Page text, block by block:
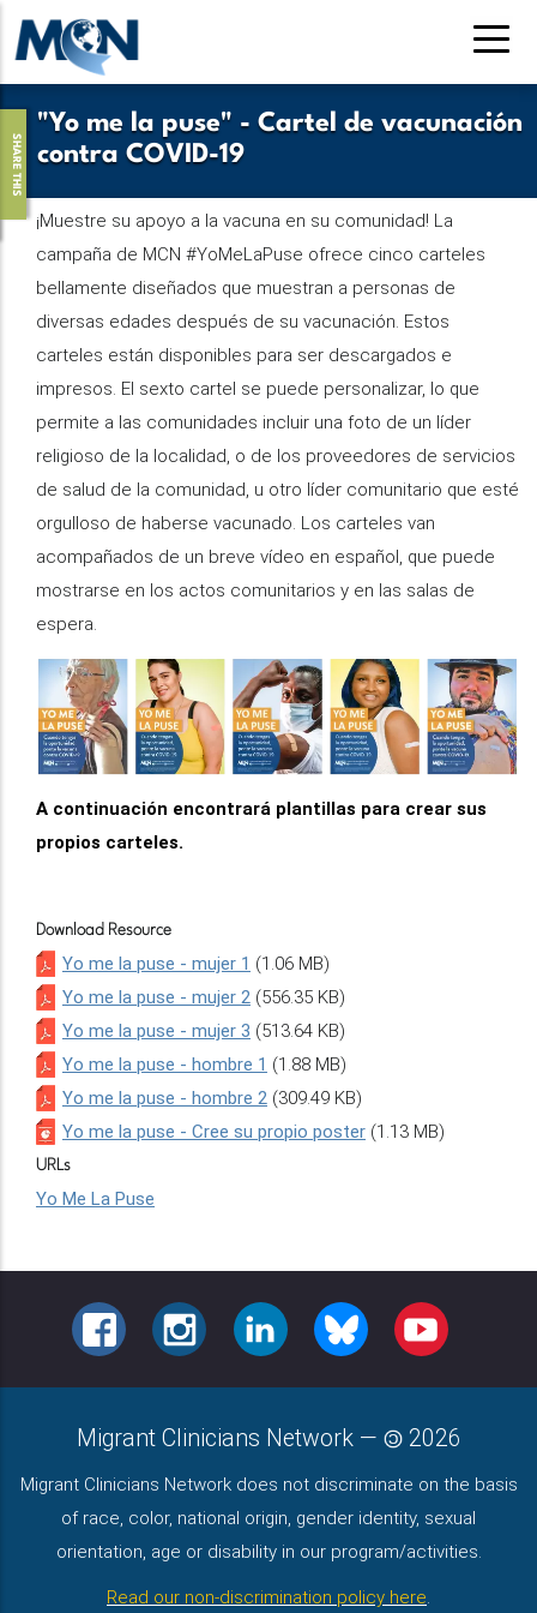
Pasar
contenido
principal"Yo me la puse" - Cartel de vacunación
contra COVID-19
SHARE THIS
¡Muestre su apoyo a la vacuna en su comunidad! La
campaña de MCN #YoMeLaPuse ofrece cinco carteles
bellamente diseñados que muestran a personas de
diversas edades después de su vacunación. Estos
carteles están disponibles para ser descargados e
impresos. El sexto cartel se puede personalizar, lo que
permite a las comunidades incluir una foto de un líder
religioso de la localidad, o de los proveedores de servicios
de salud de la comunidad, u otro líder comunitario que esté
orgulloso de haberse vacunado. Los carteles van
acompañados de un breve vídeo en español, que puede
mostrarse en los actos comunitarios y en las salas de
espera.
A continuación encontrará plantillas para crear sus
propios carteles.
Download Resource
Yo me la puse - mujer 1 (1.06 MB)
Yo me la puse - mujer 2 (556.35 KB)
Yo me la puse - mujer 3 (513.64 KB)
Yo me la puse - hombre 1 (1.88 MB)
Yo me la puse - hombre 2 (309.49 KB)
Yo me la puse - Cree su propio poster (1.13 MB)
URLs
Yo Me La Puse
FACEBOOKINSTAGRAMLINKEDIN BLUESKY YOUTUBE
Migrant Clinicians Network — 2026
Migrant Clinicians Network does not discriminate on the basis
of race, color, national origin, gender identity, sexual
orientation, age or disability in our program/activities.
Read our non-discrimination policy here.